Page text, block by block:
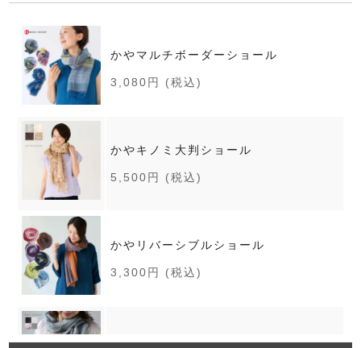
かやマルチボーダーショール
3,080円 (税込)
かやキノミ大判ショール
5,500円 (税込)
かやリバーシブルショール
3,300円 (税込)
【限定】スラブショール